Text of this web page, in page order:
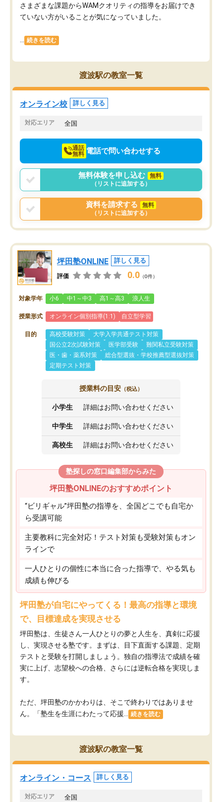
さまざまな課題からWAMクオリティの指導をお届けでき
ていない方がいることが気になっていました。
続きを読む
渡波駅の教室一覧
オンライン校 詳しく見る
対応エリア 全国
通話
無料 電話で問い合わせする
無料体験を申し込む
無料
（リストに追加する）
資料を請求する
無料
（リストに追加する）
坪田塾ONLINE 詳しく見る
評価 0.0 （0件）
対象学年 小6 中1～中3 高1～高3 浪人生
授業形式 オンライン個別指導(1:1) 自立型学習
目的 高校受験対策
大学入学共通テスト対策
国公立2次試験対策
医学部受験
難関私立受験対策
医・歯・薬系対策
総合型選抜・学校推薦型選抜対策
定期テスト対策
授業料の目安 （税込）
小学生 詳細はお問い合わせください
中学生 詳細はお問い合わせください
高校生 詳細はお問い合わせください
塾探しの窓口編集部からみた
坪田塾ONLINEのおすすめポイント
“ビリギャル”坪田塾の指導を、全国どこでも自宅か
ら受講可能
主要教科に完全対応！テスト対策も受験対策もオン
ラインで
一人ひとりの個性に本当に合った指導で、やる気も
成績も伸びる
坪田塾が自宅にやってくる！最高の指導と環境
で、目標達成を実現させる
坪田塾は、生徒さん一人ひとりの夢と人生を、真剣に応援
し、実現させる塾です。まずは、目下直面する課題、定期
テストと受験を打開しましょう。独自の指導法で成績を確
実に上げ、志望校への合格、さらには逆転合格を実現しま
す。
ただ、坪田塾のかかわりは、そこで終わりではありませ
ん。「塾生を生涯にわたって応援...
続きを読む
渡波駅の教室一覧
オンライン・コース 詳しく見る
対応エリア 全国